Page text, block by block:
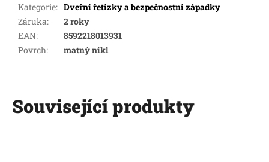
Kategorie: Dveřní řetízky a bezpečnostní západky
Záruka:
2 roky
EAN:
8592218013931
Povrch: matný nikl
Související produkty